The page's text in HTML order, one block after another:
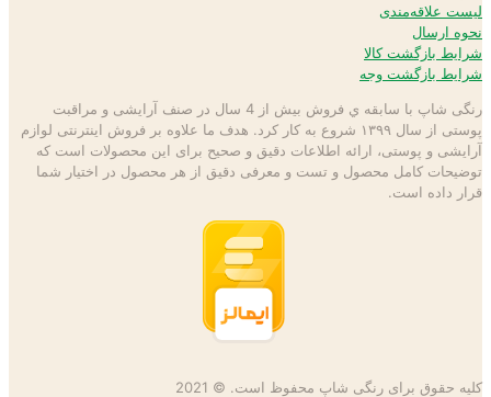
لیست علاقه‌مندی
نحوه ارسال
شرایط بازگشت کالا
شرایط بازگشت وجه
رنگی شاپ با سابقه ي فروش بیش از 4 سال در صنف آرایشی و مراقبت
پوستی از سال ۱۳۹۹ شروع به كار كرد. هدف ما علاوه بر فروش اینترنتی لوازم
آرایشی و پوستی، ارائه اطلاعات دقیق و صحیح برای این محصولات است كه
توضيحات كامل محصول و تست و معرفی دقیق از هر محصول در اختيار شما
قرار داده است.
کلیه حقوق برای رنگی شاپ محفوظ است. © 2021